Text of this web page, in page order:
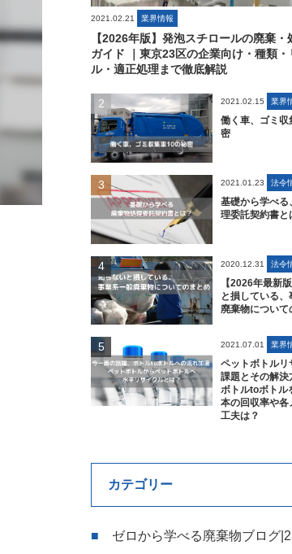
2021.02.21 業界情報
【2026年版】発泡スチロールの廃棄・
ガイド ｜東京23区の企業向け・種類・
ル・適正処理まで徹底解説
2021.02.15 業界
働く車、ゴミ収
密
2021.01.23 法令
基礎から学べる
理委託契約書と
2020.12.31 法令
【2026年最新
と損している
廃棄物について
2021.07.01 業界
ペットボトルリ
課題とその解決
ボトルtoボトル
本の回収率や各
工夫は？
カテゴリー
ゼロから学べる廃棄物ブログ